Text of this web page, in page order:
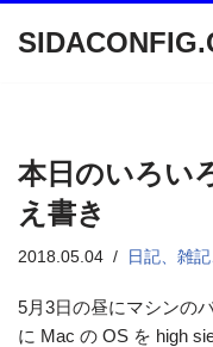
ツ
へ
キ
プ
本日のいろい
え書き
2018.05.04 日記、雑
5月3日の昼にマシンの
に Mac の OS を high